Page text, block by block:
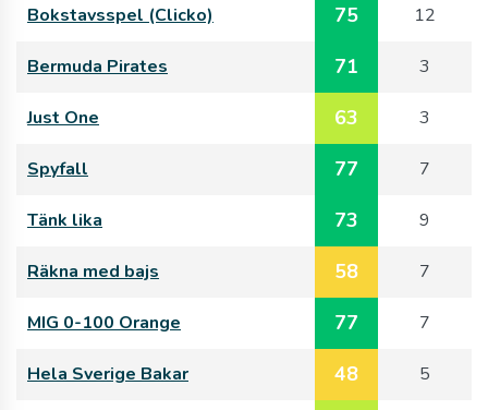
Bokstavsspel (Clicko) 75 12
Bermuda Pirates 71 3
Just One 63 3
Spyfall 77 7
Tänk lika 73 9
Räkna med bajs 58 7
MIG 0-100 Orange 77 7
Hela Sverige Bakar 48 5